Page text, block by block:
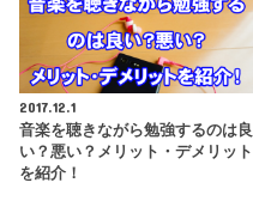
2017.12.1
音楽を聴きながら勉強するのは良
い？悪い？メリット・デメリット
を紹介！